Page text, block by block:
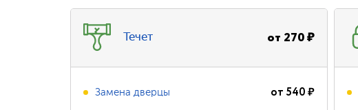
Течет от 270₽
Замена дверцы от 540₽